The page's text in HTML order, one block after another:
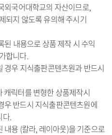
외국어대학교의 자산이므로,
되지 않도록 유의해 주시기
된 내용으로 상품 제작 시 수익
합니다.
경우 지식출판콘텐츠원과 반드시
릭터를 변형한 상품제작시
우 반드시 지식출판콘텐츠원에
다.
내용 (칼라, 레이아웃)을 기준으로